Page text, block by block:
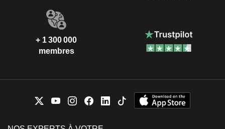
+ 1 300 000
membres